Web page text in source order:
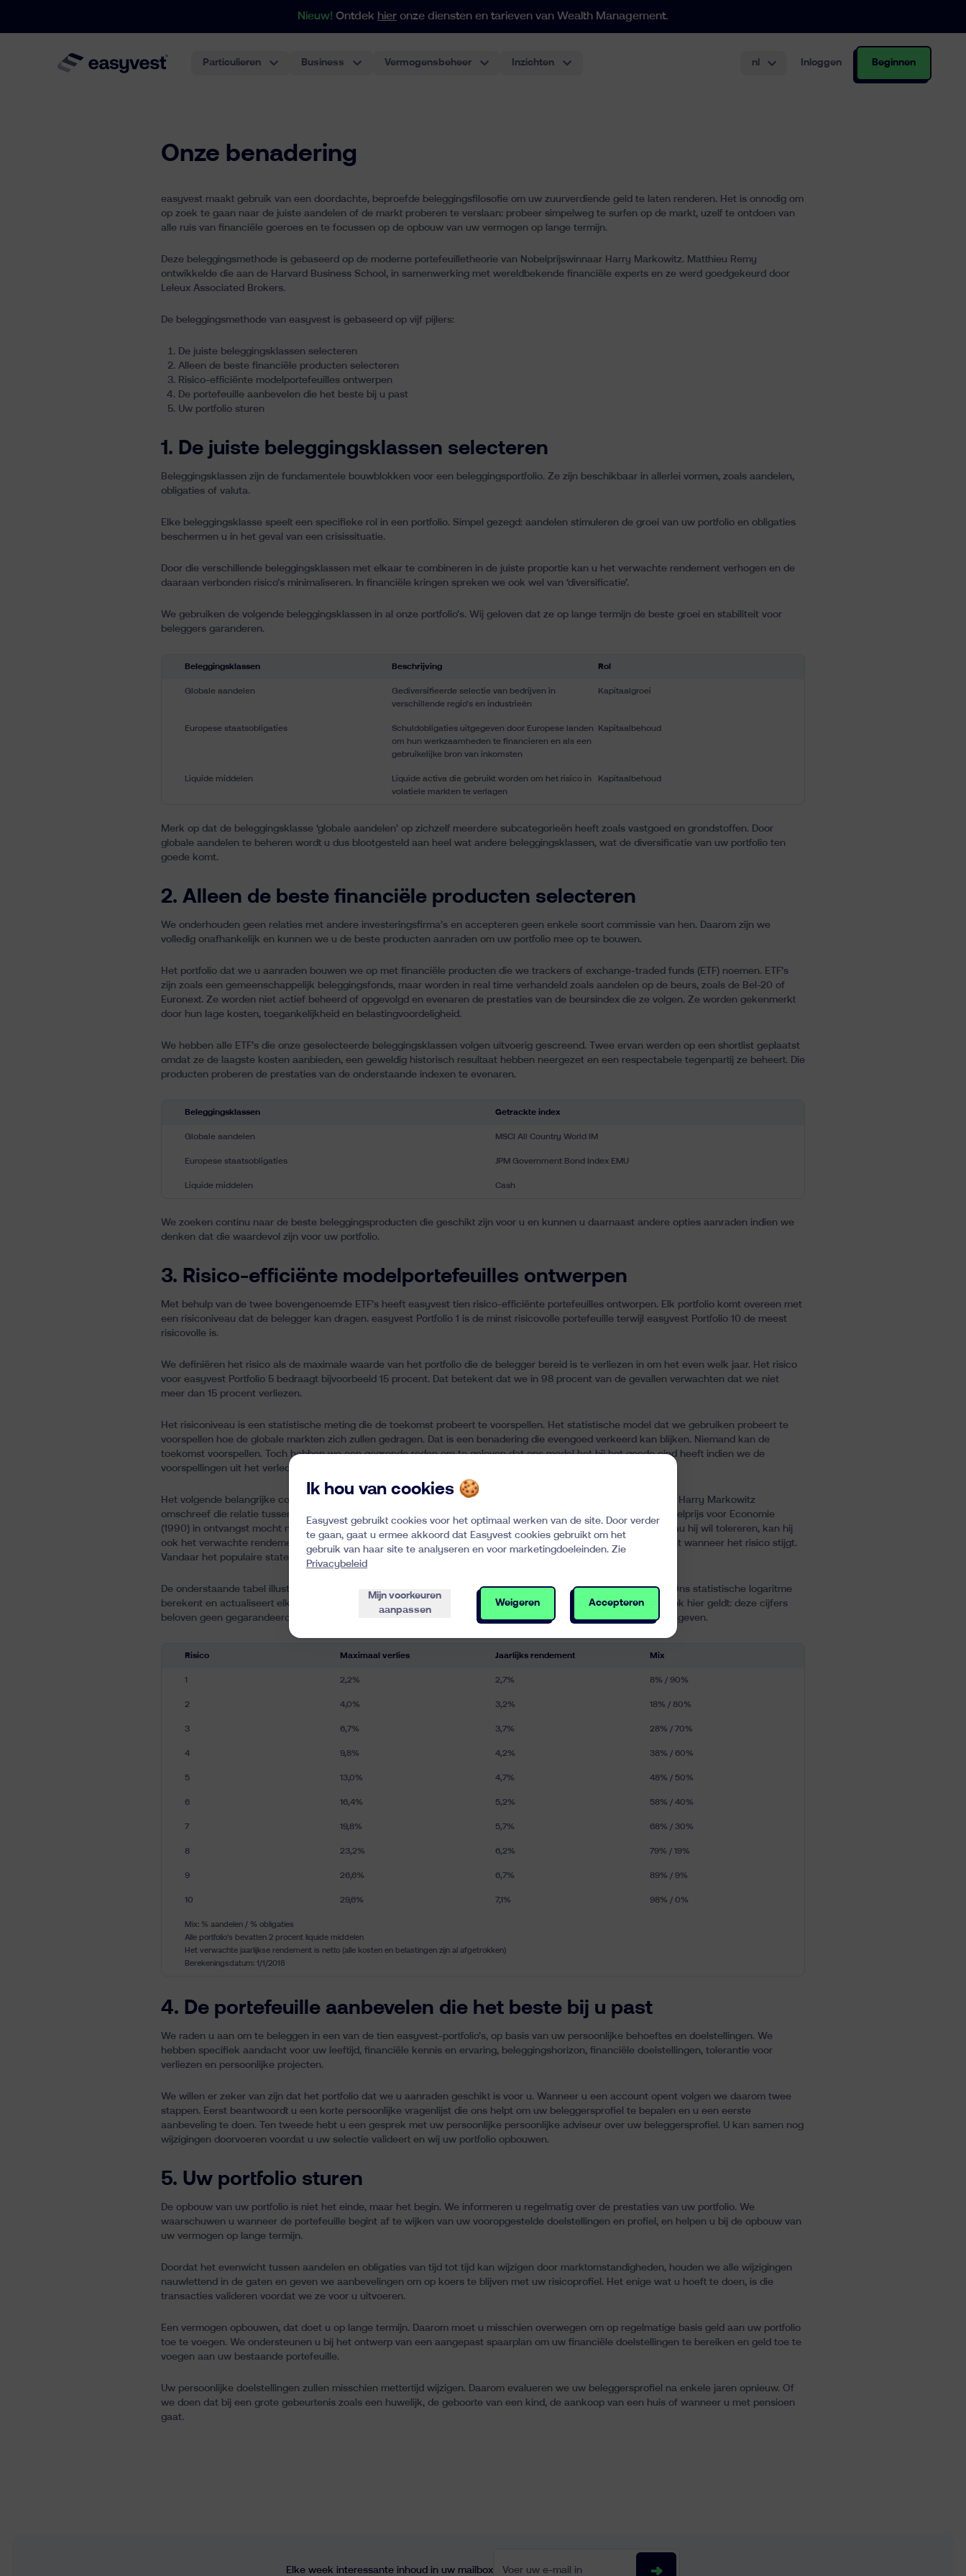
Ik hou van cookies 🍪
Easyvest gebruikt cookies voor het optimaal werken van de site. Door verder
te gaan, gaat u ermee akkoord dat Easyvest cookies gebruikt om het
gebruik van haar site te analyseren en voor marketingdoeleinden. Zie
Privacybeleid
Mijn voorkeuren
aanpassen
Weigeren Accepteren
Nieuw! Ontdek hier onze diensten en tarieven van Wealth Management.
Particulieren Business Vermogensbeheer Inzichten nl Inloggen Beginnen
Onze benadering
easyvest maakt gebruik van een doordachte, beproefde beleggingsfilosofie om uw zuurverdiende geld te laten renderen. Het is onnodig om
op zoek te gaan naar de juiste aandelen of de markt proberen te verslaan: probeer simpelweg te surfen op de markt, uzelf te ontdoen van
alle ruis van financiële goeroes en te focussen op de opbouw van uw vermogen op lange termijn.
Deze beleggingsmethode is gebaseerd op de moderne portefeuilletheorie van Nobelprijswinnaar Harry Markowitz. Matthieu Remy
ontwikkelde die aan de Harvard Business School, in samenwerking met wereldbekende financiële experts en ze werd goedgekeurd door
Leleux Associated Brokers.
De beleggingsmethode van easyvest is gebaseerd op vijf pijlers:
De juiste beleggingsklassen selecteren
Alleen de beste financiële producten selecteren
Risico-efficiënte modelportefeuilles ontwerpen
De portefeuille aanbevelen die het beste bij u past
Uw portfolio sturen
1. De juiste beleggingsklassen selecteren
Beleggingsklassen zijn de fundamentele bouwblokken voor een beleggingsportfolio. Ze zijn beschikbaar in allerlei vormen, zoals aandelen,
obligaties of valuta.
Elke beleggingsklasse speelt een specifieke rol in een portfolio. Simpel gezegd: aandelen stimuleren de groei van uw portfolio en obligaties
beschermen u in het geval van een crisissituatie.
Door die verschillende beleggingsklassen met elkaar te combineren in de juiste proportie kan u het verwachte rendement verhogen en de
daaraan verbonden risico’s minimaliseren. In financiële kringen spreken we ook wel van ‘diversificatie’.
We gebruiken de volgende beleggingsklassen in al onze portfolio’s. Wij geloven dat ze op lange termijn de beste groei en stabiliteit voor
beleggers garanderen.
Beleggingsklassen Beschrijving Rol
Globale aandelen
Gediversifieerde selectie van bedrijven in
verschillende regio’s en industrieën
Kapitaalgroei
Europese staatsobligaties
Schuldobligaties uitgegeven door Europese landen
om hun werkzaamheden te financieren en als een
gebruikelijke bron van inkomsten
Kapitaalbehoud
Liquide middelen
Liquide activa die gebruikt worden om het risico in
volatiele markten te verlagen
Kapitaalbehoud
Merk op dat de beleggingsklasse ‘globale aandelen’ op zichzelf meerdere subcategorieën heeft zoals vastgoed en grondstoffen. Door
globale aandelen te beheren wordt u dus blootgesteld aan heel wat andere beleggingsklassen, wat de diversificatie van uw portfolio ten
goede komt.
2. Alleen de beste financiële producten selecteren
We onderhouden geen relaties met andere investeringsfirma’s en accepteren geen enkele soort commissie van hen. Daarom zijn we
volledig onafhankelijk en kunnen we u de beste producten aanraden om uw portfolio mee op te bouwen.
Het portfolio dat we u aanraden bouwen we op met financiële producten die we trackers of exchange-traded funds (ETF) noemen. ETF’s
zijn zoals een gemeenschappelijk beleggingsfonds, maar worden in real time verhandeld zoals aandelen op de beurs, zoals de Bel-20 of
Euronext. Ze worden niet actief beheerd of opgevolgd en evenaren de prestaties van de beursindex die ze volgen. Ze worden gekenmerkt
door hun lage kosten, toegankelijkheid en belastingvoordeligheid.
We hebben alle ETF’s die onze geselecteerde beleggingsklassen volgen uitvoerig gescreend. Twee ervan werden op een shortlist geplaatst
omdat ze de laagste kosten aanbieden, een geweldig historisch resultaat hebben neergezet en een respectabele tegenpartij ze beheert. Die
producten proberen de prestaties van de onderstaande indexen te evenaren.
Beleggingsklassen Getrackte index
Globale aandelen MSCI All Country World IM
Europese staatsobligaties JPM Government Bond Index EMU
Liquide middelen Cash
We zoeken continu naar de beste beleggingsproducten die geschikt zijn voor u en kunnen u daarnaast andere opties aanraden indien we
denken dat die waardevol zijn voor uw portfolio.
3. Risico-efficiënte modelportefeuilles ontwerpen
Met behulp van de twee bovengenoemde ETF’s heeft easyvest tien risico-efficiënte portefeuilles ontworpen. Elk portfolio komt overeen met
een risiconiveau dat de belegger kan dragen. easyvest Portfolio 1 is de minst risicovolle portefeuille terwijl easyvest Portfolio 10 de meest
risicovolle is.
We definiëren het risico als de maximale waarde van het portfolio die de belegger bereid is te verliezen in om het even welk jaar. Het risico
voor easyvest Portfolio 5 bedraagt bijvoorbeeld 15 procent. Dat betekent dat we in 98 procent van de gevallen verwachten dat we niet
meer dan 15 procent verliezen.
Het risiconiveau is een statistische meting die de toekomst probeert te voorspellen. Het statistische model dat we gebruiken probeert te
voorspellen hoe de globale markten zich zullen gedragen. Dat is een benadering die evengoed verkeerd kan blijken. Niemand kan de
toekomst voorspellen. Toch hebben we een gegronde reden om te geloven dat ons model het bij het goede eind heeft indien we de
voorspellingen uit het verleden vergelijken met wat er echt gebeurde.
Het volgende belangrijke concept is dat een gegeven risico ook gekoppeld wordt aan een verwacht rendement. Harry Markowitz
omschreef die relatie tussen risico en rendement voor het eerst in 1952, in een theorie waarvoor hij later de Nobelprijs voor Economie
(1990) in ontvangst mocht nemen. In simpele termen gezegd: zodra een belegger besloten heeft welk risiconiveau hij wil tolereren, kan hij
ook het verwachte rendement van dat portfolio bepalen, en vice versa. In principe stijgt het potentiële rendement wanneer het risico stijgt.
Vandaar het populaire statement: geen risico, geen beloningen.
De onderstaande tabel illustreert het evenwicht tussen risico en rendement van alle easyvest-modelportfolio’s. Ons statistische logaritme
berekent en actualiseert elke dag de waarden om alle beschikbare informatie uit het verleden te overwegen. Ook hier geldt: deze cijfers
beloven geen gegarandeerde prestaties. Ze worden gebruikt door easyvest om de toekomst statistisch vorm te geven.
Risico Maximaal verlies Jaarlijks rendement Mix
1 2,2% 2,7% 8% / 90%
2 4,0% 3,2% 18% / 80%
3 6,7% 3,7% 28% / 70%
4 9,8% 4,2% 38% / 60%
5 13,0% 4,7% 48% / 50%
6 16,4% 5,2% 58% / 40%
7 19,8% 5,7% 68% / 30%
8 23,2% 6,2% 79% / 19%
9 26,6% 6,7% 89% / 9%
10 29,6% 7,1% 98% / 0%
Mix: % aandelen / % obligaties
Alle portfolio’s bevatten 2 procent liquide middelen
Het verwachte jaarlijkse rendement is netto (alle kosten en belastingen zijn al afgetrokken)
Berekeningsdatum: 1/1/2018
4. De portefeuille aanbevelen die het beste bij u past
We raden u aan om te beleggen in een van de tien easyvest-portfolio’s, op basis van uw persoonlijke behoeftes en doelstellingen. We
hebben specifiek aandacht voor uw leeftijd, financiële kennis en ervaring, beleggingshorizon, financiële doelstellingen, tolerantie voor
verliezen en persoonlijke projecten.
We willen er zeker van zijn dat het portfolio dat we u aanraden geschikt is voor u. Wanneer u een account opent volgen we daarom twee
stappen. Eerst beantwoordt u een korte persoonlijke vragenlijst die ons helpt om uw beleggersprofiel te bepalen en u een eerste
aanbeveling te doen. Ten tweede hebt u een gesprek met uw persoonlijke persoonlijke adviseur over uw beleggersprofiel. U kan samen nog
wijzigingen doorvoeren voordat u uw selectie valideert en wij uw portfolio opbouwen.
5. Uw portfolio sturen
De opbouw van uw portfolio is niet het einde, maar het begin. We informeren u regelmatig over de prestaties van uw portfolio. We
waarschuwen u wanneer de portefeuille begint af te wijken van uw vooropgestelde doelstellingen en profiel, en helpen u bij de opbouw van
uw vermogen op lange termijn.
Doordat het evenwicht tussen aandelen en obligaties van tijd tot tijd kan wijzigen door marktomstandigheden, houden we alle wijzigingen
nauwlettend in de gaten en geven we aanbevelingen om op koers te blijven met uw risicoprofiel. Het enige wat u hoeft te doen, is die
transacties valideren voordat we ze voor u uitvoeren.
Een vermogen opbouwen, dat doet u op lange termijn. Daarom moet u misschien overwegen om op regelmatige basis geld aan uw portfolio
toe te voegen. We ondersteunen u bij het ontwerp van een aangepast spaarplan om uw financiële doelstellingen te bereiken en geld toe te
voegen aan uw bestaande portefeuille.
Uw persoonlijke doelstellingen zullen misschien mettertijd wijzigen. Daarom evalueren we uw beleggersprofiel na enkele jaren opnieuw. Of
we doen dat bij een grote gebeurtenis zoals een huwelijk, de geboorte van een kind, de aankoop van een huis of wanneer u met pensioen
gaat.
Elke week interessante inhoud in uw mailbox